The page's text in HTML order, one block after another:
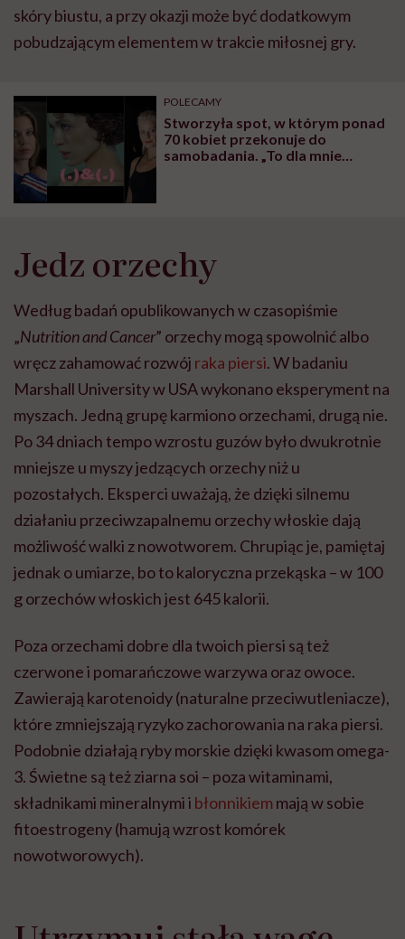
skóry biustu, a przy okazji może być dodatkowym
pobudzającym elementem w trakcie miłosnej gry.
POLECAMY
Stworzyła spot, w którym ponad
70 kobiet przekonuje do
samobadania. „To dla mnie
Jedz orzechy
Według badań opublikowanych w czasopiśmie
„Nutrition and Cancer” orzechy mogą spowolnić albo
wręcz zahamować rozwój raka piersi. W badaniu
Marshall University w USA wykonano eksperyment na
myszach. Jedną grupę karmiono orzechami, drugą nie.
Po 34 dniach tempo wzrostu guzów było dwukrotnie
mniejsze u myszy jedzących orzechy niż u
pozostałych. Eksperci uważają, że dzięki silnemu
działaniu przeciwzapalnemu orzechy włoskie dają
możliwość walki z nowotworem. Chrupiąc je, pamiętaj
jednak o umiarze, bo to kaloryczna przekąska – w 100
g orzechów włoskich jest 645 kalorii.
Poza orzechami dobre dla twoich piersi są też
czerwone i pomarańczowe warzywa oraz owoce.
Zawierają karotenoidy (naturalne przeciwutleniacze),
które zmniejszają ryzyko zachorowania na raka piersi.
Podobnie działają ryby morskie dzięki kwasom omega-
3. Świetne są też ziarna soi – poza witaminami,
składnikami mineralnymi i błonnikiem mają w sobie
fitoestrogeny (hamują wzrost komórek
nowotworowych).